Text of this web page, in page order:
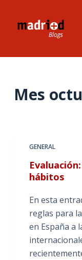
Mes
GENERAL
hábitos
En esta
reglas para
en España a